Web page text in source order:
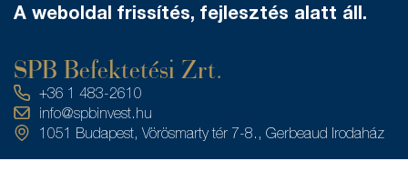
A weboldal frissítés, fejlesztés alatt áll.
SPB Befektetési Zrt.
+36 1 483-2610
info@spbinvest.hu
1051 Budapest, Vörösmarty tér 7-8., Gerbeaud Irodaház